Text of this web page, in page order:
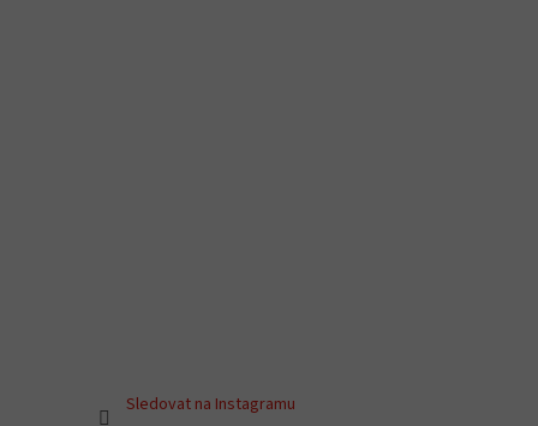
Sledovat na Instagramu